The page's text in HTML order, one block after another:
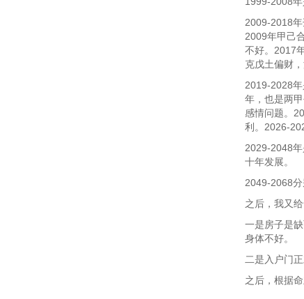
2009-2018
2009年甲己
不好。2017
克戊土偏财
2019-2028
年，也是两
感情问题。
利。2026-
2029-2048
十年发展。
2049-2068分
之后，我又
一是房子是
身体不好。
二是入户门
之后，根据